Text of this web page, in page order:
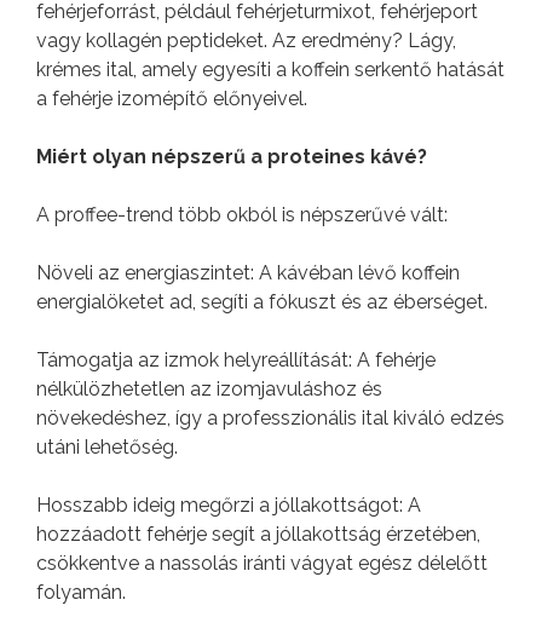
fehérjeforrást, például fehérjeturmixot, fehérjeport
vagy kollagén peptideket. Az eredmény? Lágy,
krémes ital, amely egyesíti a koffein serkentő hatását
a fehérje izomépítő előnyeivel.
Miért olyan népszerű a proteines kávé?
A proffee-trend több okból is népszerűvé vált:
Növeli az energiaszintet: A kávéban lévő koffein
energialöketet ad, segíti a fókuszt és az éberséget.
Támogatja az izmok helyreállítását: A fehérje
nélkülözhetetlen az izomjavuláshoz és
növekedéshez, így a professzionális ital kiváló edzés
utáni lehetőség.
Hosszabb ideig megőrzi a jóllakottságot: A
hozzáadott fehérje segít a jóllakottság érzetében,
csökkentve a nassolás iránti vágyat egész délelőtt
folyamán.